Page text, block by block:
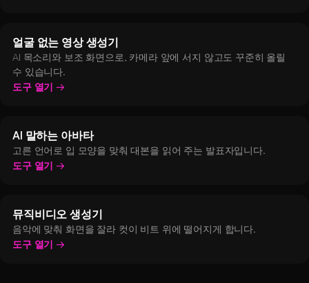
얼굴 없는 영상 생성기
AI 목소리와 보조 화면으로, 카메라 앞에 서지 않고도 꾸준히 올릴
수 있습니다.
도구 열기
AI 말하는 아바타
고른 언어로 입 모양을 맞춰 대본을 읽어 주는 발표자입니다.
도구 열기
뮤직비디오 생성기
음악에 맞춰 화면을 잘라 컷이 비트 위에 떨어지게 합니다.
도구 열기